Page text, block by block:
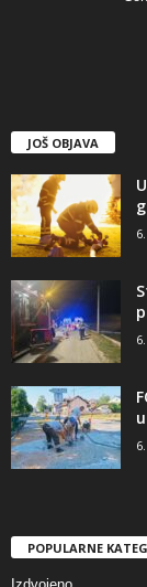
JOŠ OBJAVA
POPULARNE